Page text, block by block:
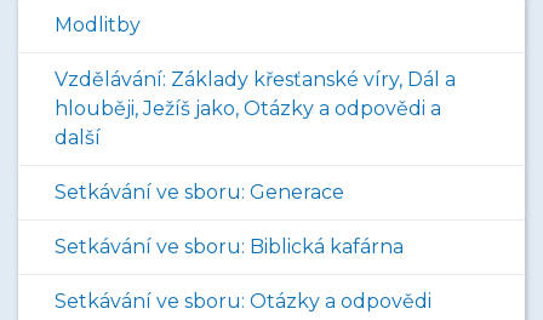
Modlitby
Vzdělávání: Základy křesťanské víry, Dál a
hlouběji, Ježíš jako, Otázky a odpovědi a
další
Setkávání ve sboru: Generace
Setkávání ve sboru: Biblická kafárna
Setkávání ve sboru: Otázky a odpovědi